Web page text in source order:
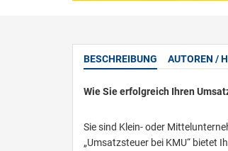
BESCHREIBUNG AUTOREN /
Wie Sie erfolgreich Ihren
Sie sind Klein- oder
„Umsatzsteuer bei KMU“ bietet